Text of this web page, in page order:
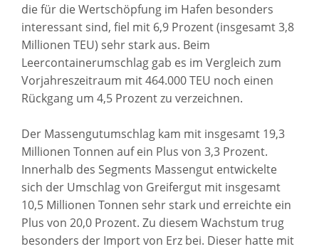
die für die Wertschöpfung im Hafen besonders
interessant sind, fiel mit 6,9 Prozent (insgesamt 3,8
Millionen TEU) sehr stark aus. Beim
Leercontainerumschlag gab es im Vergleich zum
Vorjahreszeitraum mit 464.000 TEU noch einen
Rückgang um 4,5 Prozent zu verzeichnen.
Der Massengutumschlag kam mit insgesamt 19,3
Millionen Tonnen auf ein Plus von 3,3 Prozent.
Innerhalb des Segments Massengut entwickelte
sich der Umschlag von Greifergut mit insgesamt
10,5 Millionen Tonnen sehr stark und erreichte ein
Plus von 20,0 Prozent. Zu diesem Wachstum trug
besonders der Import von Erz bei. Dieser hatte mit